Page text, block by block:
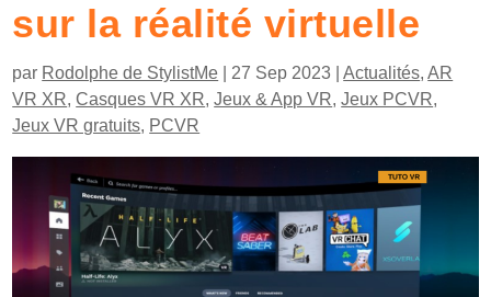
sur la réalité virtuelle
par Rodolphe de StylistMe 27 Sep 2023 |Actualités,AR
VR XR,Casques VR XR,Jeux & App VR,Jeux PCVR,
Jeux VR gratuits, PCVR